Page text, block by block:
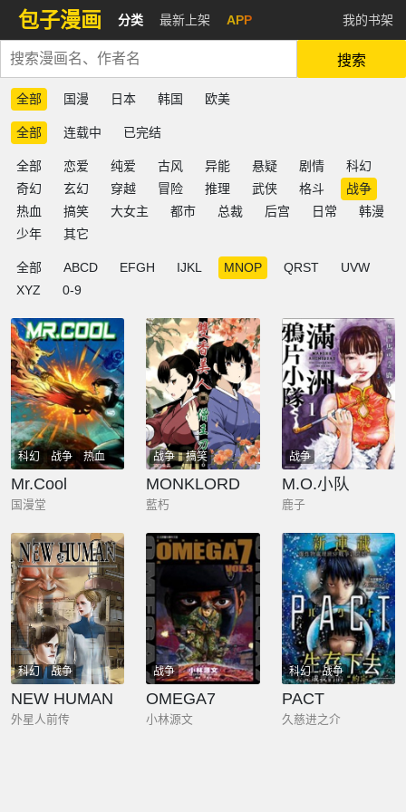
包子漫画 分类 最新上架 APP 我的书架
搜索
全部 国漫 日本 韩国 欧美
全部 连载中 已完结
全部 恋爱 纯爱 古风 异能 悬疑 剧情
科幻
奇幻
玄幻 穿越 冒险 推理 武侠 格斗
战争
热血
搞笑 大女主 都市 总裁 后宫 日常
韩漫
少年
其它
全部 ABCD EFGH IJKL MNOP QRST
UVW
XYZ
0-9
科幻 战争 热血
Mr.Cool
国漫堂
战争 搞笑
MONKLORD
藍朽
战争
M.O.小队
鹿子
科幻 战争
NEW HUMAN
外星人前传
战争
OMEGA7
小林源文
科幻 战争
PACT
久慈进之介